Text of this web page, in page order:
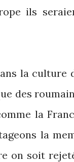
ils
la culture
des
la
la
on soit